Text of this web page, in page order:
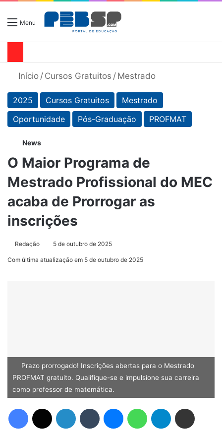
Menu
Início / Cursos Gratuitos / Mestrado
2025 Cursos Gratuitos
Mestrado
Oportunidade
Pós-Graduação PROFMAT
News
O Maior Programa de
Mestrado Profissional do MEC
acaba de Prorrogar as
inscrições
Redação 5 de outubro de 2025
Com última atualização em 5 de outubro de 2025
Prazo prorrogado! Inscrições abertas para o Mestrado
PROFMAT gratuito. Qualifique-se e impulsione sua carreira
como professor de matemática.